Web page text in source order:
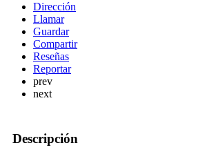
Dirección
Llamar
Guardar
Compartir
Reseñas
Reportar
prev
next
Descripción